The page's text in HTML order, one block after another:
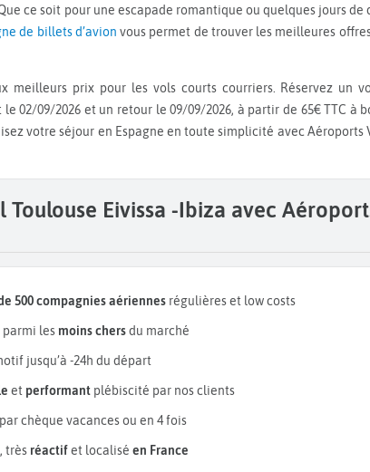
ce soit pour une escapade romantique ou quelques jours de
de billets d’avion vous permet de trouver les meilleures
meilleurs prix pour les vols courts courriers. Réservez un
02/09/2026 et un retour le 09/09/2026, à partir de 65€ TTC à
votre séjour en Espagne en toute simplicité avec Aéroports
Eivissa -Ibiza avec
500 compagnies aériennes régulières et low costs
parmi les moins chersdu marché
jusqu’à -24h du départ
et performant plébiscité par nos clients
chèque vacances ou en 4 fois
, très réactifet localisé en France